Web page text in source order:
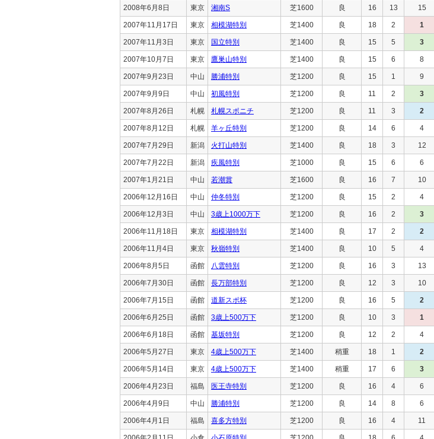
2008年6月8日 東京 湘南S 芝1600 良 16 13 15
2007年11月17日 東京 相模湖特別 芝1400 良 18 2 1
2007年11月3日 東京 国立特別 芝1400 良 15 5 3
2007年10月7日 東京 鷹巣山特別 芝1400 良 15 6 8
2007年9月23日 中山 勝浦特別 芝1200 良 15 1 9
2007年9月9日 中山 初風特別 芝1200 良 11 2 3
2007年8月26日 札幌 札幌スポニチ 芝1200 良 11 3 2
2007年8月12日 札幌 羊ヶ丘特別 芝1200 良 14 6 4
2007年7月29日 新潟 火打山特別 芝1400 良 18 3 12
2007年7月22日 新潟 疾風特別 芝1000 良 15 6 6
2007年1月21日 中山 若潮賞 芝1600 良 16 7 10
2006年12月16日 中山 仲冬特別 芝1200 良 15 2 4
2006年12月3日 中山 3歳上1000万下 芝1200 良 16 2 3
2006年11月18日 東京 相模湖特別 芝1400 良 17 2 2
2006年11月4日 東京 秋嶺特別 芝1400 良 10 5 4
2006年8月5日 函館 八雲特別 芝1200 良 16 3 13
2006年7月30日 函館 長万部特別 芝1200 良 12 3 10
2006年7月15日 函館 道新スポ杯 芝1200 良 16 5 2
2006年6月25日 函館 3歳上500万下 芝1200 良 10 3 1
2006年6月18日 函館 基坂特別 芝1200 良 12 2 4
2006年5月27日 東京 4歳上500万下 芝1400 稍重 18 1 2
2006年5月14日 東京 4歳上500万下 芝1400 稍重 17 6 3
2006年4月23日 福島 医王寺特別 芝1200 良 16 4 6
2006年4月9日 中山 勝浦特別 芝1200 良 14 8 6
2006年4月1日 福島 喜多方特別 芝1200 良 16 4 11